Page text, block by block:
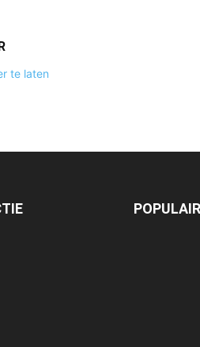
te laten